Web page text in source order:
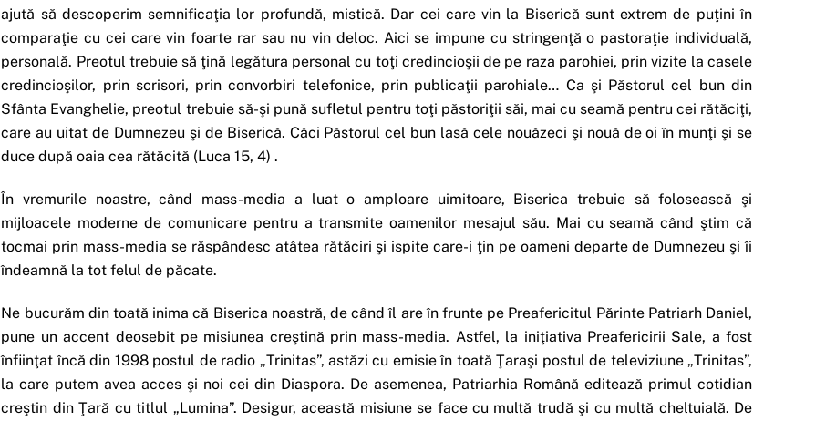
ajută să descoperim semnificaţia lor profundă, mistică. Dar cei care vin la Biserică sunt extrem de puţini în
comparaţie cu cei care vin foarte rar sau nu vin deloc. Aici se impune cu stringenţă o pastoraţie individuală,
personală. Preotul trebuie să ţină legătura personal cu toţi credincioşii de pe raza parohiei, prin vizite la casele
credincioşilor, prin scrisori, prin convorbiri telefonice, prin publicaţii parohiale… Ca şi Păstorul cel bun din
Sfânta Evanghelie, preotul trebuie să-şi pună sufletul pentru toţi păstoriţii săi, mai cu seamă pentru cei rătăciţi,
care au uitat de Dumnezeu şi de Biserică. Căci Păstorul cel bun lasă cele nouăzeci şi nouă de oi în munţi şi se
duce după oaia cea rătăcită (Luca 15, 4) .
În vremurile noastre, când mass-media a luat o amploare uimitoare, Biserica trebuie să folosească şi
mijloacele moderne de comunicare pentru a transmite oamenilor mesajul său. Mai cu seamă când ştim că
tocmai prin mass-media se răspândesc atâtea rătăciri şi ispite care-i ţin pe oameni departe de Dumnezeu şi îi
îndeamnă la tot felul de păcate.
Ne bucurăm din toată inima că Biserica noastră, de când îl are în frunte pe Preafericitul Părinte Patriarh Daniel,
pune un accent deosebit pe misiunea creştină prin mass-media. Astfel, la iniţiativa Preafericirii Sale, a fost
înfiinţat încă din 1998 postul de radio „Trinitas”, astăzi cu emisie în toată Ţaraşi postul de televiziune „Trinitas”,
la care putem avea acces şi noi cei din Diaspora. De asemenea, Patriarhia Română editează primul cotidian
creştin din Ţară cu titlul „Lumina”. Desigur, această misiune se face cu multă trudă şi cu multă cheltuială. De